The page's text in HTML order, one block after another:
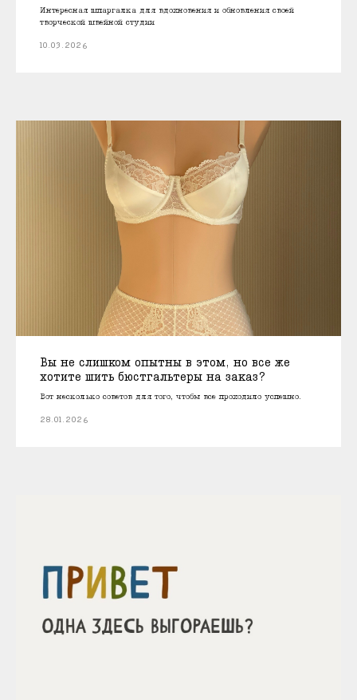
Интересная шпаргалка для вдохновения и обновления своей
творческой швейной студии
10.03.2026
Вы не слишком опытны в этом, но все же
хотите шить бюстгальтеры на заказ?
Вот несколько советов для того, чтобы все проходило успешно.
28.01.2026